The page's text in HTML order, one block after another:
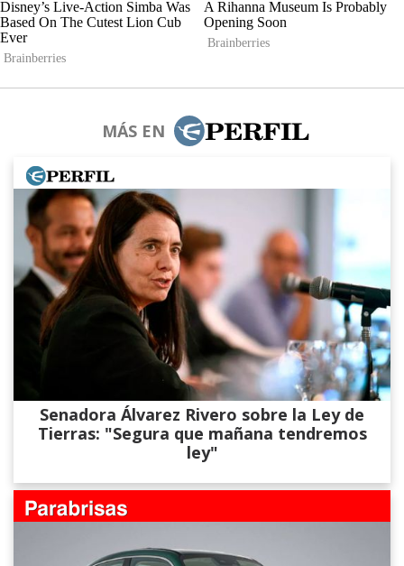
MÁS EN
Senadora Álvarez​ Rivero sobre la Ley de
Tierras: "Segura que mañana tendremos
ley"